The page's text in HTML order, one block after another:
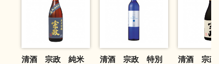
清酒 宗政 純米
清酒 宗政 特別
清酒 宗